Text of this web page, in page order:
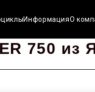
ИнформацияО
750 из